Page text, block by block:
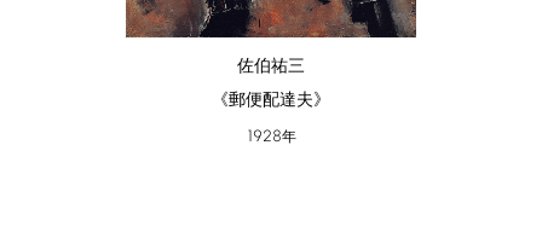
佐伯祐三
《郵便配達夫》
1928年